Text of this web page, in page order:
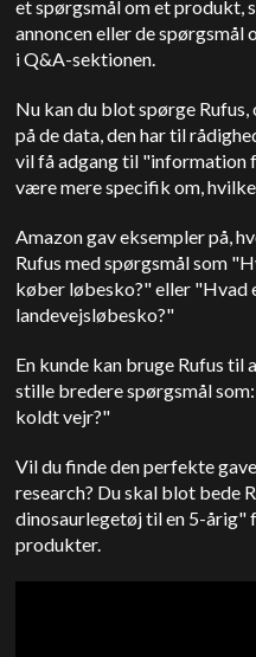
et spørgsmål om et produkt,
annoncen eller de spørgsmål
i Q&A-sektionen.
Nu kan du blot spørge
på de data, den har til
vil få adgang til "information
være mere specifik om,
Amazon gav eksempler på,
Rufus med spørgsmål som
køber løbesko?" eller "Hvad
landevejsløbesko?"
En kunde kan bruge Rufus
stille bredere spørgsmål
koldt vejr?"
Vil du finde den perfekte
research? Du skal blot bede
dinosaurlegetøj til en 5-årig"
produkter.